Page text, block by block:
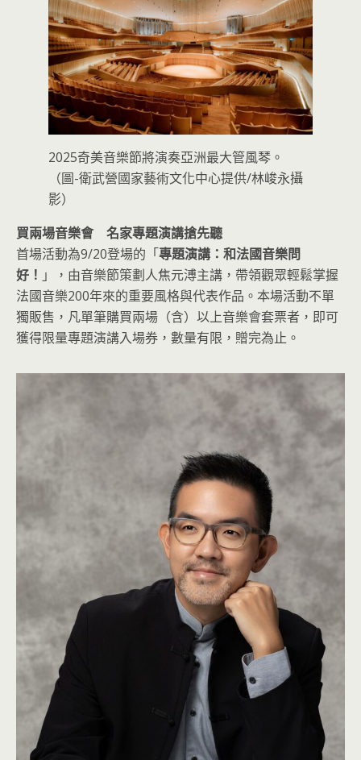
2025奇美音樂節將演奏亞洲最大管風琴。
（圖-衛武營國家藝術文化中心提供/林峻永攝
影）
買兩場音樂會 名家專題演講搶先聽
首場活動為9/20登場的「專題演講：和法國音樂問
好！ 」，由音樂節策劃人焦元溥主講，帶領觀眾輕鬆掌握
法國音樂200年來的重要風格與代表作品。本場活動不單
獨販售，凡單筆購買兩場（含）以上音樂會套票者，即可
獲得限量專題演講入場券，數量有限，贈完為止。